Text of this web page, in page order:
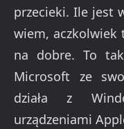
przecieki. Ile jest
wiem, aczkolwiek
na dobre. To
Microsoft ze
działa z
urządzeniami